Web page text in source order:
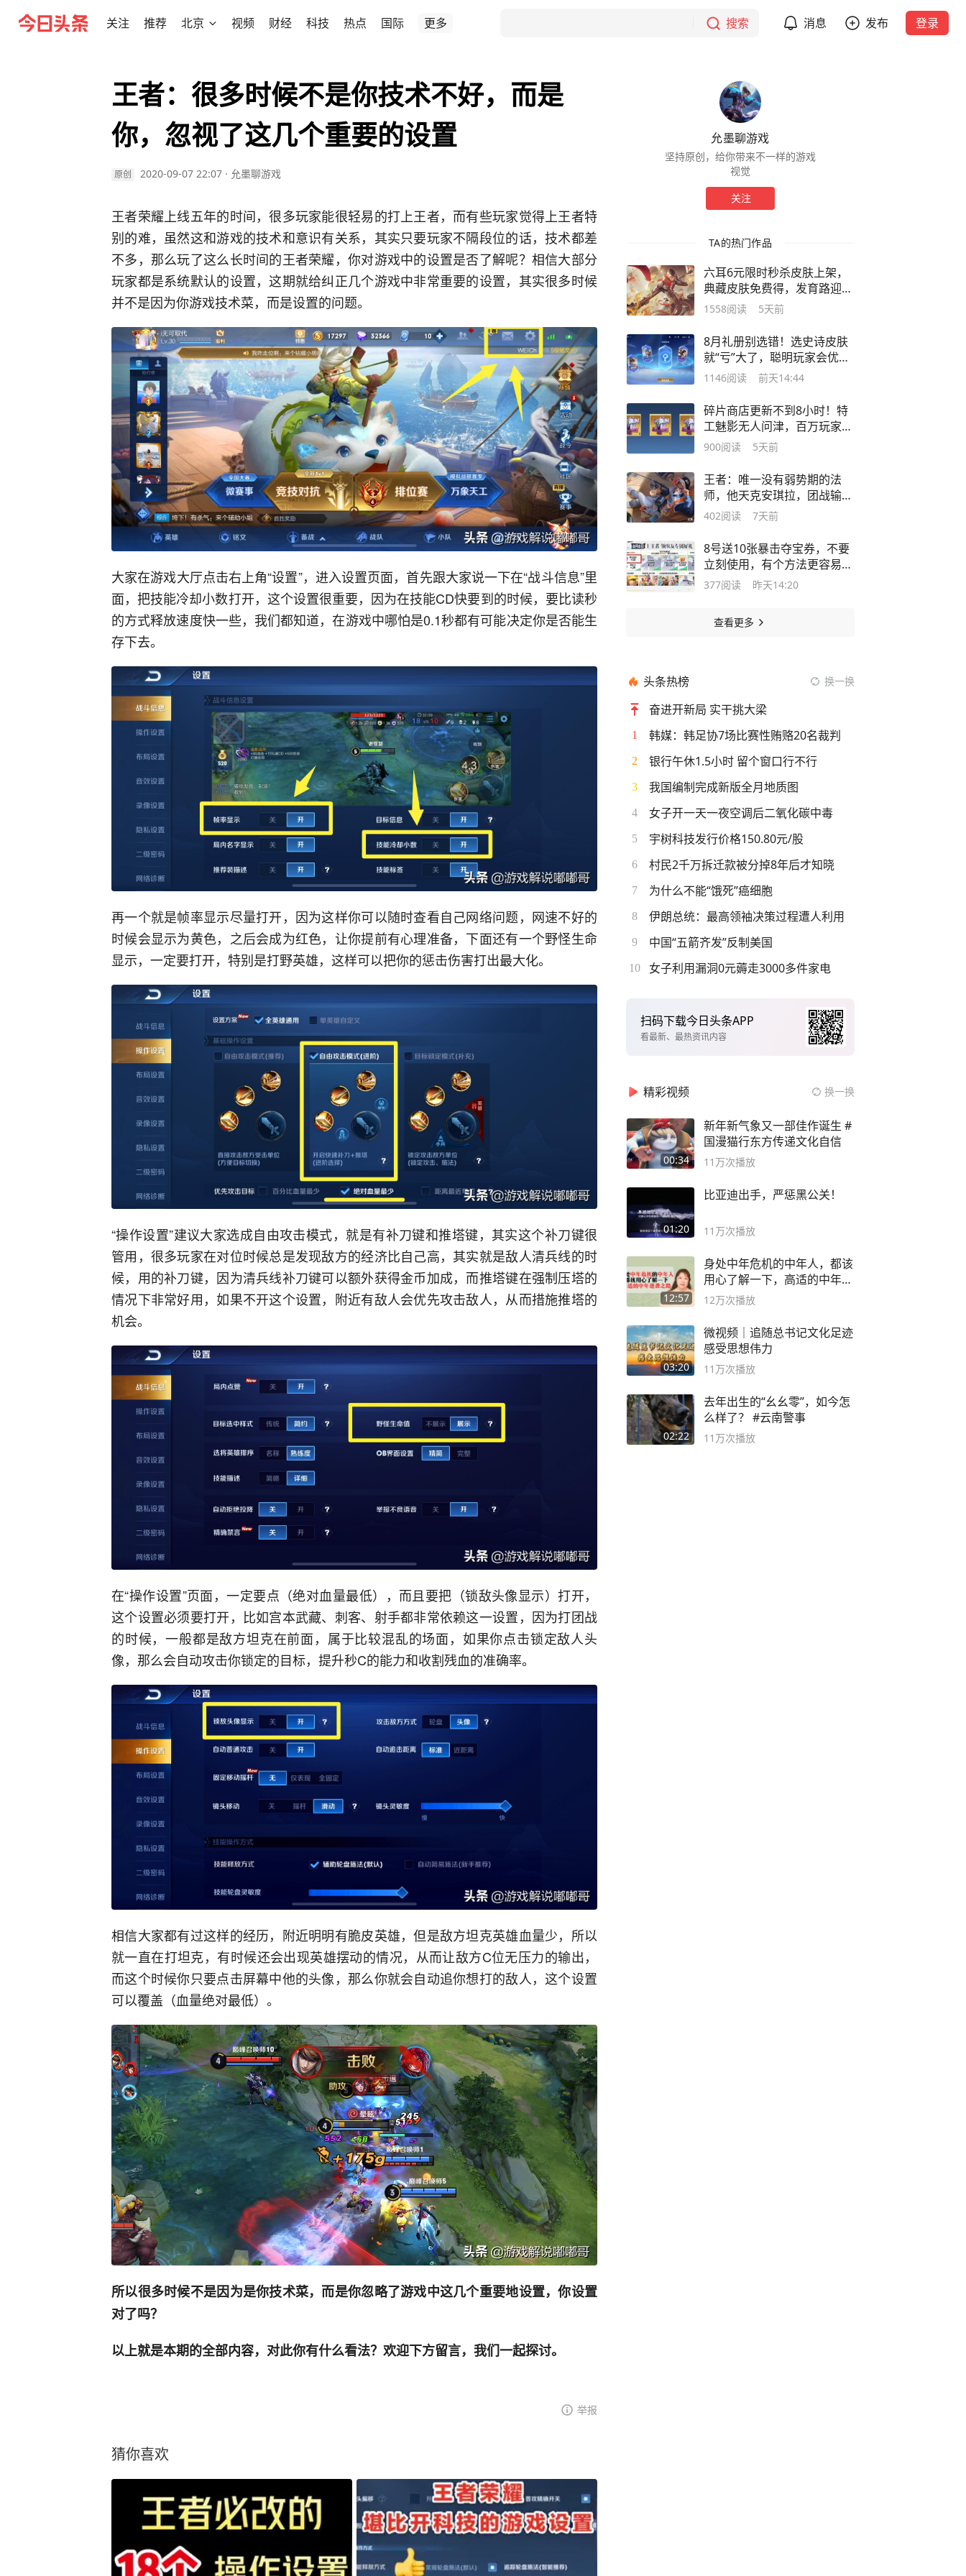
关注 推荐 北京 视频 财经 科技 热点 国际 更多 搜索 消息 发布 登录
王者：很多时候不是你技术不好，而是
你，忽视了这几个重要的设置
原创 2020-09-07 22:07 · 允墨聊游戏
王者荣耀上线五年的时间，很多玩家能很轻易的打上王者，而有些玩家觉得上王者特
别的难，虽然这和游戏的技术和意识有关系，其实只要玩家不隔段位的话，技术都差
不多，那么玩了这么长时间的王者荣耀，你对游戏中的设置是否了解呢？相信大部分
玩家都是系统默认的设置，这期就给纠正几个游戏中非常重要的设置，其实很多时候
并不是因为你游戏技术菜，而是设置的问题。
大家在游戏大厅点击右上角“设置”，进入设置页面，首先跟大家说一下在“战斗信息”里
面，把技能冷却小数打开，这个设置很重要，因为在技能CD快要到的时候，要比读秒
的方式释放速度快一些，我们都知道，在游戏中哪怕是0.1秒都有可能决定你是否能生
存下去。
再一个就是帧率显示尽量打开，因为这样你可以随时查看自己网络问题，网速不好的
时候会显示为黄色，之后会成为红色，让你提前有心理准备，下面还有一个野怪生命
显示，一定要打开，特别是打野英雄，这样可以把你的惩击伤害打出最大化。
“操作设置”建议大家选成自由攻击模式，就是有补刀键和推塔键，其实这个补刀键很
管用，很多玩家在对位时候总是发现敌方的经济比自己高，其实就是敌人清兵线的时
候，用的补刀键，因为清兵线补刀键可以额外获得金币加成，而推塔键在强制压塔的
情况下非常好用，如果不开这个设置，附近有敌人会优先攻击敌人，从而措施推塔的
机会。
在“操作设置”页面，一定要点（绝对血量最低），而且要把（锁敌头像显示）打开，
这个设置必须要打开，比如宫本武藏、刺客、射手都非常依赖这一设置，因为打团战
的时候，一般都是敌方坦克在前面，属于比较混乱的场面，如果你点击锁定敌人头
像，那么会自动攻击你锁定的目标，提升秒C的能力和收割残血的准确率。
相信大家都有过这样的经历，附近明明有脆皮英雄，但是敌方坦克英雄血量少，所以
就一直在打坦克，有时候还会出现英雄摆动的情况，从而让敌方C位无压力的输出，
而这个时候你只要点击屏幕中他的头像，那么你就会自动追你想打的敌人，这个设置
可以覆盖（血量绝对最低）。
所以很多时候不是因为是你技术菜，而是你忽略了游戏中这几个重要地设置，你设置
对了吗？
以上就是本期的全部内容，对此你有什么看法？欢迎下方留言，我们一起探讨。
举报
猜你喜欢
允墨聊游戏
坚持原创，给你带来不一样的游戏
视觉
关注
TA的热门作品
六耳6元限时秒杀皮肤上架，
典藏皮肤免费得，发育路迎来
新射手
1558阅读 5天前
8月礼册别选错！选史诗皮肤
就“亏”大了，聪明玩家会优先
兑换它
1146阅读 前天14:44
碎片商店更新不到8小时！特
工魅影无人问津，百万玩家抢
着兑换它
900阅读 5天前
王者：唯一没有弱势期的法
师，他天克安琪拉，团战输出
没有上限
402阅读 7天前
8号送10张暴击夺宝券，不要
立刻使用，有个方法更容易得
典藏皮肤
377阅读 昨天14:20
查看更多
头条热榜 换一换
奋进开新局 实干挑大梁
1 韩媒：韩足协7场比赛性贿赂20名裁判
2 银行午休1.5小时 留个窗口行不行
3 我国编制完成新版全月地质图
4 女子开一天一夜空调后二氧化碳中毒
5 宇树科技发行价格150.80元/股
6 村民2千万拆迁款被分掉8年后才知晓
7 为什么不能“饿死”癌细胞
8 伊朗总统：最高领袖决策过程遭人利用
9 中国“五箭齐发”反制美国
10 女子利用漏洞0元薅走3000多件家电
扫码下载今日头条APP
看最新、最热资讯内容
精彩视频 换一换
00:34
新年新气象又一部佳作诞生 #
国漫猫行东方传递文化自信
11万次播放
01:20
比亚迪出手，严惩黑公关！
11万次播放
12:57
身处中年危机的中年人，都该
用心了解一下，高适的中年逆
袭之路
12万次播放
03:20
微视频｜追随总书记文化足迹
感受思想伟力
11万次播放
02:22
去年出生的“幺幺零”，如今怎
么样了？ #云南警事
11万次播放